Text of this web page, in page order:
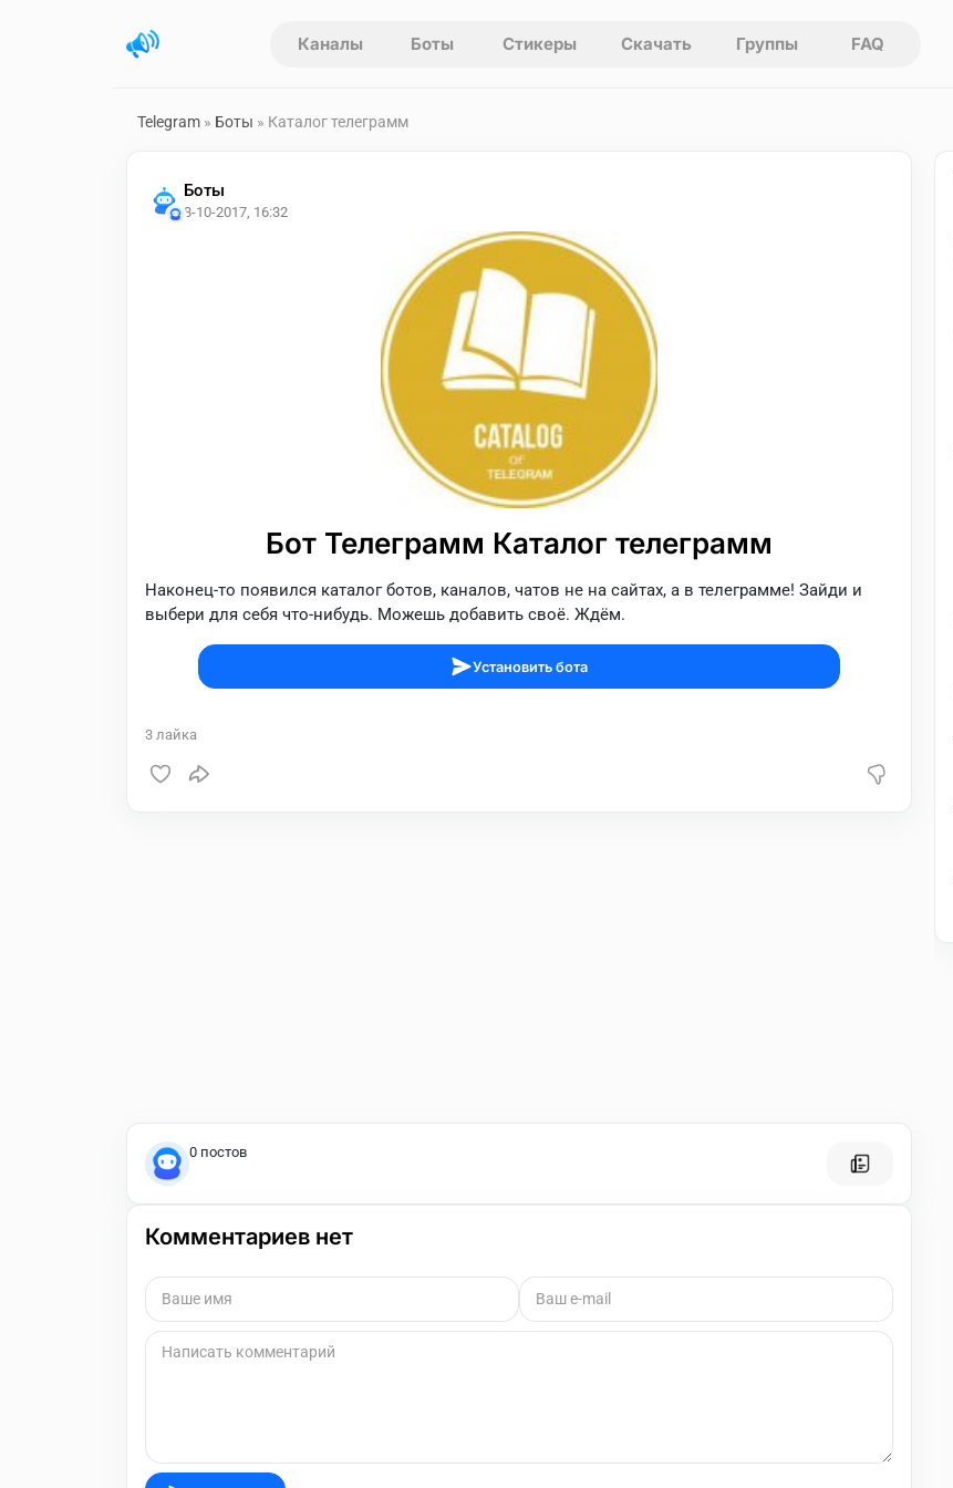
Каналы Боты Стикеры Скачать Группы FAQ
Telegram » Боты » Каталог телеграмм
Боты
8-10-2017, 16:32
Бот Телеграмм Каталог телеграмм
Наконец-то появился каталог ботов, каналов, чатов не на сайтах, а в телеграмме! Зайди и
выбери для себя что-нибудь. Можешь добавить своё. Ждём.
Установить бота
3 лайка
0 постов
Комментариев нет